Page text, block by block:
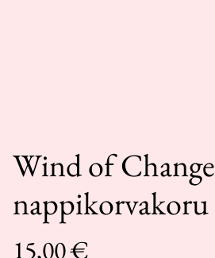
Wind of Change
nappikorvakoru
15,00 €